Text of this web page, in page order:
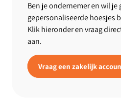
Ben je ondernemer en wil
gepersonaliseerde hoesjes
Klik hieronder en vraag
aan.
Vraag een zakelijk